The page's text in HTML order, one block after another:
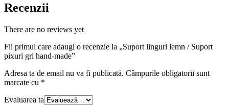
Recenzii
There are no reviews yet
Fii primul care adaugi o recenzie la „Suport linguri lemn / Suport
pixuri gri hand-made”
Adresa ta de email nu va fi publicată. Câmpurile obligatorii sunt
marcate cu *
Evaluarea ta